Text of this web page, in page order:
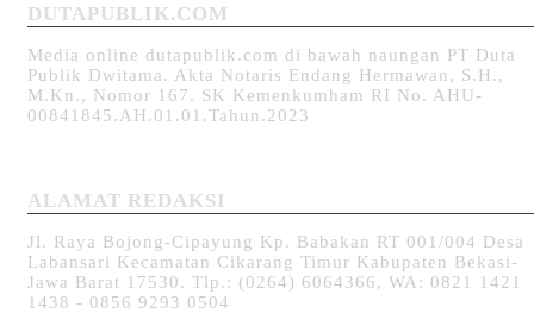
DUTAPUBLIK.COM
Media online dutapublik.com di bawah naungan PT Duta
Publik Dwitama. Akta Notaris Endang Hermawan, S.H.,
M.Kn., Nomor 167. SK Kemenkumham RI No. AHU-
00841845.AH.01.01.Tahun.2023
ALAMAT REDAKSI
Jl. Raya Bojong-Cipayung Kp. Babakan RT 001/004 Desa
Labansari Kecamatan Cikarang Timur Kabupaten Bekasi-
Jawa Barat 17530. Tlp.: (0264) 6064366, WA: 0821 1421
1438 - 0856 9293 0504